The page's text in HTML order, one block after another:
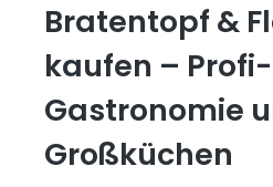
Bratentopf &
kaufen –
Gastronomie
Großküchen